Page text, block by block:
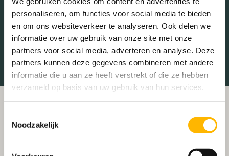
personaliseren, om functies voor social media te bieden
en om ons websiteverkeer te analyseren. Ook delen we
informatie over uw gebruik van onze site met onze
partners voor social media, adverteren en analyse. Deze
partners kunnen deze gegevens combineren met andere
informatie die u aan ze heeft verstrekt of die ze hebben
verzameld op basis van uw gebruik van hun services.
Noodzakelijk
Tankstations Taxistandplaats
Treinstation Universiteit
Winkelcentrum Ziekenhuis